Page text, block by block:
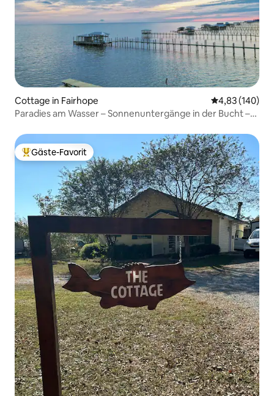
Cottage in Fairhope
4,83 (140)
Paradies am Wasser – Sonnenuntergänge in der Bucht –
Beliebter Gäste-Favorit.
Gäste-Favorit